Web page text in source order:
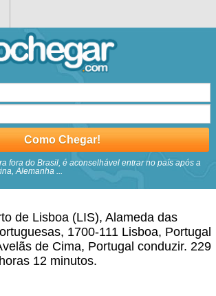
fora do Brasil, é aconselhável entrar no país após a
Alemanha ...
de Lisboa (LIS), Alameda das
1700-111 Lisboa, Portugal
de Cima, Portugal conduzir. 229
12 minutos.